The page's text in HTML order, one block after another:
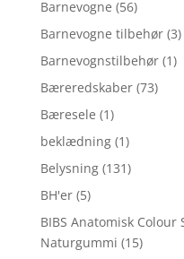
Barnevogne (56)
Barnevogne tilbehør (3)
Barnevognstilbehør (1)
Bæreredskaber (73)
Bæresele (1)
beklædning (1)
Belysning (131)
BH'er (5)
BIBS Anatomisk Colour
Naturgummi (15)